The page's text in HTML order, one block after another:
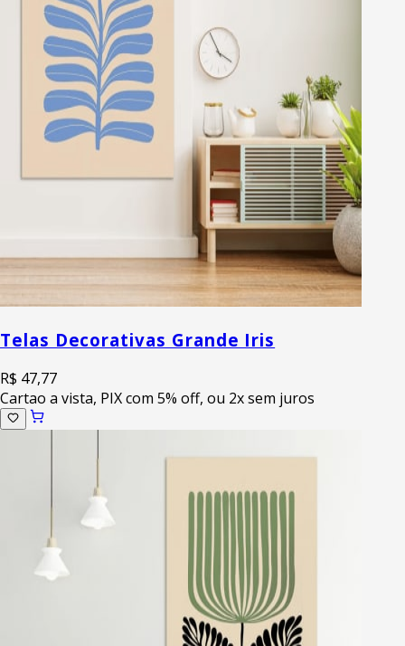
Telas Decorativas Grande Iris
R$ 47,77
Cartao a vista, PIX com 5% off, ou 2x sem juros